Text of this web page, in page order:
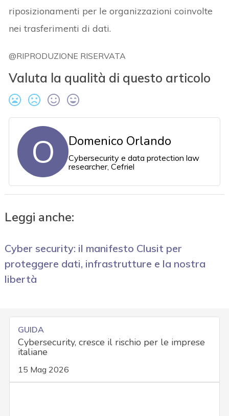
riposizionamenti per le organizzazioni coinvolte
nei trasferimenti di dati.
@RIPRODUZIONE RISERVATA
Valuta la qualità di questo articolo
O Domenico Orlando
Cybersecurity e data protection law
researcher, Cefriel
Leggi anche:
Cyber security: il manifesto Clusit per
proteggere dati, infrastrutture e la nostra
libertà
GUIDA
Cybersecurity, cresce il rischio per le imprese
italiane
15 Mag 2026